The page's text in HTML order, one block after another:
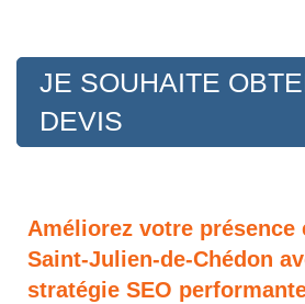
JE SOUHAITE
DEVIS
Améliorez votre présence
Saint-Julien-de-Chédon
stratégie SEO